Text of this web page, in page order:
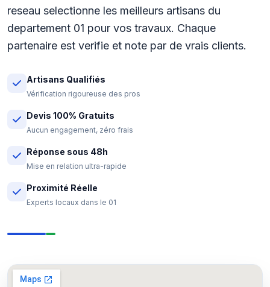
reseau selectionne les meilleurs artisans du
departement 01 pour vos travaux. Chaque
partenaire est verifie et note par de vrais clients.
Artisans Qualifiés
Vérification rigoureuse des pros
Devis 100% Gratuits
Aucun engagement, zéro frais
Réponse sous 48h
Mise en relation ultra-rapide
Proximité Réelle
Experts locaux dans le 01